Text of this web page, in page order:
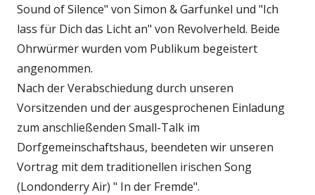
Sound of Silence" von Simon & Garfunkel und "Ich
lass für Dich das Licht an" von Revolverheld. Beide
Ohrwürmer wurden vom Publikum begeistert
angenommen.
Nach der Verabschiedung durch unseren
Vorsitzenden und der ausgesprochenen Einladung
zum anschließenden Small-Talk im
Dorfgemeinschaftshaus, beendeten wir unseren
Vortrag mit dem traditionellen irischen Song
(Londonderry Air) " In der Fremde".